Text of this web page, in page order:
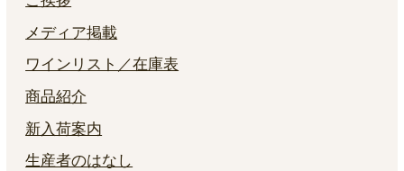
メディア掲載
ワインリスト／在庫表
商品紹介
新入荷案内
生産者のはなし